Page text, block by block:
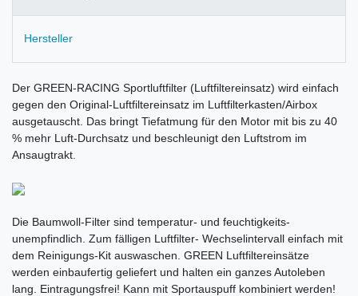
Hersteller
Der GREEN-RACING Sportluftfilter (Luftfiltereinsatz) wird einfach
gegen den Original-Luftfiltereinsatz im Luftfilterkasten/Airbox
ausgetauscht. Das bringt Tiefatmung für den Motor mit bis zu 40
% mehr Luft-Durchsatz und beschleunigt den Luftstrom im
Ansaugtrakt.
Die Baumwoll-Filter sind temperatur- und feuchtigkeits-
unempfindlich. Zum fälligen Luftfilter- Wechselintervall einfach mit
dem Reinigungs-Kit auswaschen. GREEN Luftfiltereinsätze
werden einbaufertig geliefert und halten ein ganzes Autoleben
lang. Eintragungsfrei! Kann mit Sportauspuff kombiniert werden!